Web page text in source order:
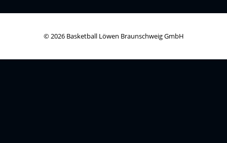
© 2026 Basketball Löwen Braunschweig GmbH